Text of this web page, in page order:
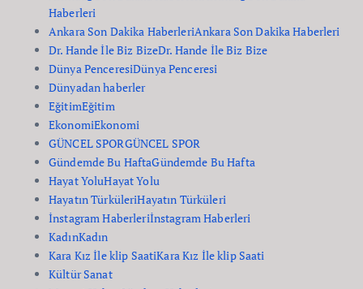
Haberleri
Ankara Son Dakika HaberleriAnkara Son Dakika Haberleri
Dr. Hande İle Biz BizeDr. Hande İle Biz Bize
Dünya PenceresiDünya Penceresi
Dünyadan haberler
EğitimEğitim
EkonomiEkonomi
GÜNCEL SPORGÜNCEL SPOR
Gündemde Bu HaftaGündemde Bu Hafta
Hayat YoluHayat Yolu
Hayatın TürküleriHayatın Türküleri
İnstagram Haberleriİnstagram Haberleri
KadınKadın
Kara Kız İle klip SaatiKara Kız İle klip Saati
Kültür Sanat